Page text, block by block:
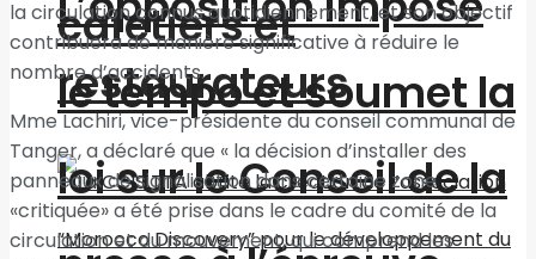
cafetiers et
restaurateurs
le tempo et soumet la
loi sur le Conseil de la
la circulation connus quotidiennement, et son objectif
contribuera de manière significative à réduire le
nombre d’accidents.
Mme Lachiri, vice-présidente du conseil communal de
Tanger, a déclaré que « la décision d’installer des
panneaux de signalisation dans certaine zone
«critiquée» a été prise dans le cadre du comité de la
circulation et du mouvement, qui comprend les